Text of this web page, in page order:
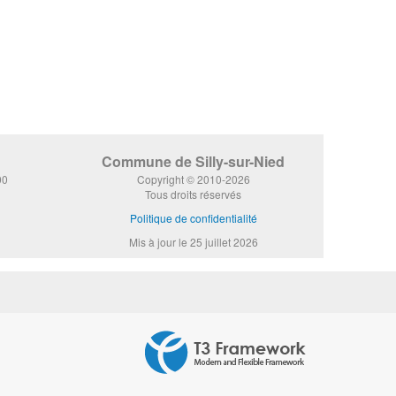
Commune de Silly-sur-Nied
Copyright © 2010-2026
Tous droits réservés
Politique de confidentialité
Mis à jour le 25 juillet 2026